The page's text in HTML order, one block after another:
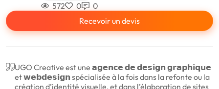
572 0
0
Recevoir un devis
UGO Creative est une 𝗮𝗴𝗲𝗻𝗰𝗲 𝗱𝗲 𝗱𝗲𝘀𝗶𝗴𝗻 𝗴𝗿𝗮𝗽𝗵𝗶𝗾𝘂𝗲
et 𝘄𝗲𝗯𝗱𝗲𝘀𝗶𝗴𝗻 spécialisée à la fois dans la refonte ou la
création d’identité visuelle, et dans l’élaboration de sites